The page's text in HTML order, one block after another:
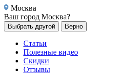
Москва
Ваш город Москва?
Выбрать другой Верно
Статьи
Полезные видео
Скидки
Отзывы